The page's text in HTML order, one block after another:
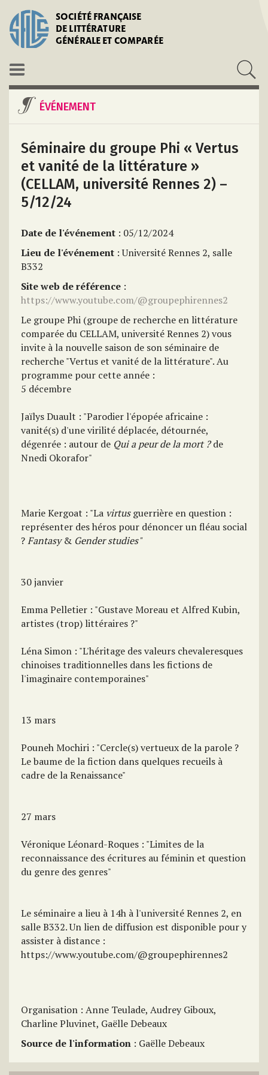
SOCIÉTÉ FRANÇAISE
DE LITTÉRATURE
GÉNÉRALE ET COMPARÉE
ÉVÉNEMENT
Séminaire du groupe Phi « Vertus
et vanité de la littérature »
(CELLAM, université Rennes 2) –
5/12/24
Date de l'événement : 05/12/2024
Lieu de l'événement : Université Rennes 2, salle
B332
Site web de référence :
https://www.youtube.com/@groupephirennes2
Le groupe Phi (groupe de recherche en littérature
comparée du CELLAM, université Rennes 2) vous
invite à la nouvelle saison de son séminaire de
recherche "Vertus et vanité de la littérature". Au
programme pour cette année :
5 décembre
Jaïlys Duault : "Parodier l'épopée africaine :
vanité(s) d'une virilité déplacée, détournée,
dégenrée : autour de Qui a peur de la mort ?de
Nnedi Okorafor"
Marie Kergoat : "La virtusguerrière en question :
représenter des héros pour dénoncer un fléau social
?Fantasy& Gender studies"
30 janvier
Emma Pelletier : "Gustave Moreau et Alfred Kubin,
artistes (trop) littéraires ?"
Léna Simon : "L'héritage des valeurs chevaleresques
chinoises traditionnelles dans les fictions de
l'imaginaire contemporaines"
13 mars
Pouneh Mochiri : "Cercle(s) vertueux de la parole ?
Le baume de la fiction dans quelques recueils à
cadre de la Renaissance"
27 mars
Véronique Léonard-Roques : "Limites de la
reconnaissance des écritures au féminin et question
du genre des genres"
Le séminaire a lieu à 14h à l'université Rennes 2, en
salle B332. Un lien de diffusion est disponible pour y
assister à distance :
https://www.youtube.com/@groupephirennes2
Organisation : Anne Teulade, Audrey Giboux,
Charline Pluvinet, Gaëlle Debeaux
Source de l'information : Gaëlle Debeaux